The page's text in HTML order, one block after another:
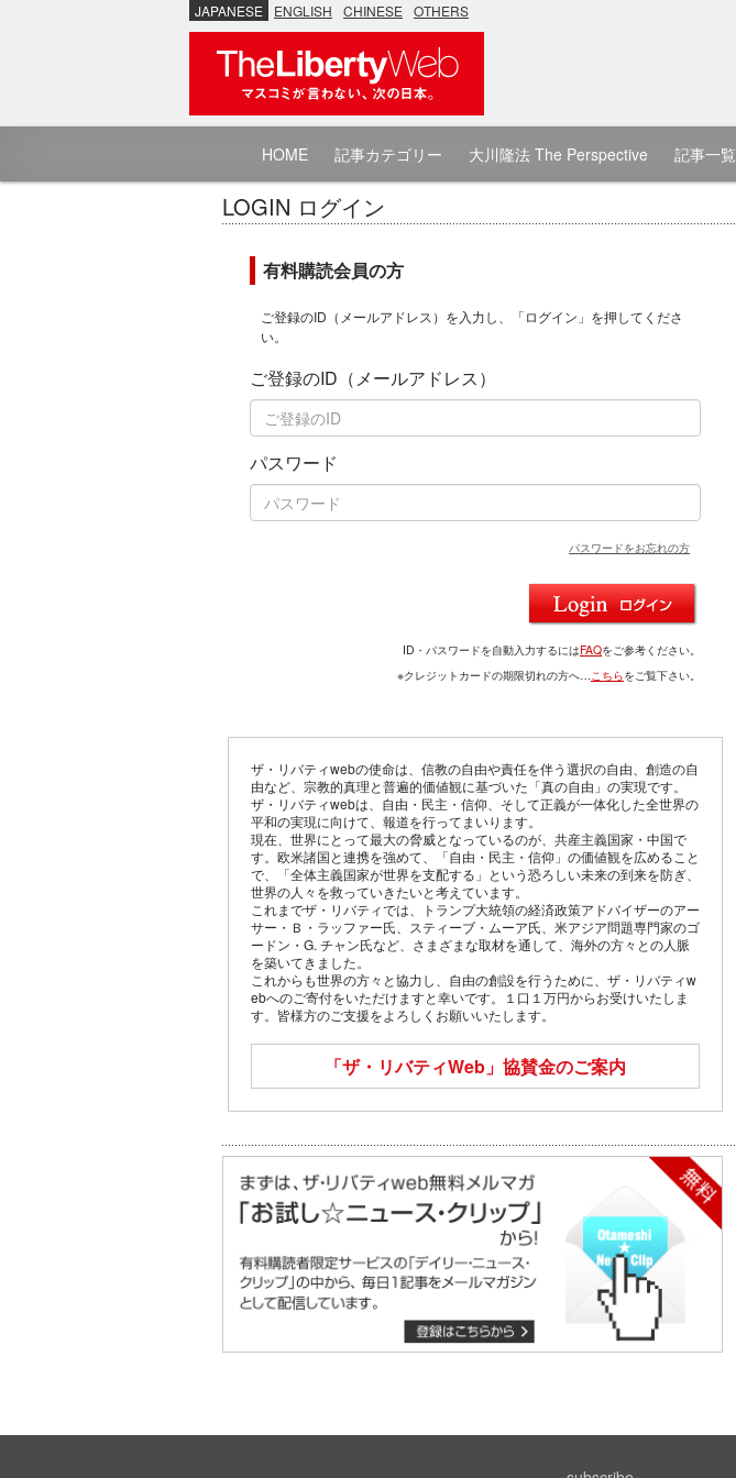
JAPANESE ENGLISH CHINESE OTHERS
HOME 記事カテゴリー 大川隆法 The Perspective 記事一覧
LOGIN ログイン
有料購読会員の方
ご登録のID（メールアドレス）を入力し、「ログイン」を押してくださ
い。
ご登録のID（メールアドレス）
パスワード
パスワードをお忘れの方
ID・パスワードを自動入力するにはFAQをご参考ください。
※クレジットカードの期限切れの方へ…こちらをご覧下さい。
ザ・リバティwebの使命は、信教の自由や責任を伴う選択の自由、創造の自
由など、宗教的真理と普遍的価値観に基づいた「真の自由」の実現です。
ザ・リバティwebは、自由・民主・信仰、そして正義が一体化した全世界の
平和の実現に向けて、報道を行ってまいります。
現在、世界にとって最大の脅威となっているのが、共産主義国家・中国で
す。欧米諸国と連携を強めて、「自由・民主・信仰」の価値観を広めること
で、「全体主義国家が世界を支配する」という恐ろしい未来の到来を防ぎ、
世界の人々を救っていきたいと考えています。
これまでザ・リバティでは、トランプ大統領の経済政策アドバイザーのアー
サー・Ｂ・ラッファー氏、スティーブ・ムーア氏、米アジア問題専門家のゴ
ードン・G. チャン氏など、さまざまな取材を通して、海外の方々との人脈
を築いてきました。
これからも世界の方々と協力し、自由の創設を行うために、ザ・リバティw
ebへのご寄付をいただけますと幸いです。１口１万円からお受けいたしま
す。皆様方のご支援をよろしくお願いいたします。
「ザ・リバティWeb」 協賛金のご案内